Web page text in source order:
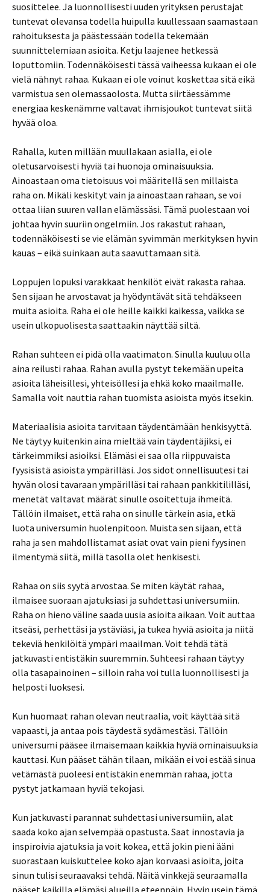
suosittelee. Ja luonnollisesti uuden yrityksen perustajat
tuntevat olevansa todella huipulla kuullessaan saamastaan
rahoituksesta ja päästessään todella tekemään
suunnittelemiaan asioita. Ketju laajenee hetkessä
loputtomiin. Todennäköisesti tässä vaiheessa kukaan ei ole
vielä nähnyt rahaa. Kukaan ei ole voinut koskettaa sitä eikä
varmistua sen olemassaolosta. Mutta siirtäessämme
energiaa keskenämme valtavat ihmisjoukot tuntevat siitä
hyvää oloa.
Rahalla, kuten millään muullakaan asialla, ei ole
oletusarvoisesti hyviä tai huonoja ominaisuuksia.
Ainoastaan oma tietoisuus voi määritellä sen millaista
raha on. Mikäli keskityt vain ja ainoastaan rahaan, se voi
ottaa liian suuren vallan elämässäsi. Tämä puolestaan voi
johtaa hyvin suuriin ongelmiin. Jos rakastut rahaan,
todennäköisesti se vie elämän syvimmän merkityksen hyvin
kauas – eikä suinkaan auta saavuttamaan sitä.
Loppujen lopuksi varakkaat henkilöt eivät rakasta rahaa.
Sen sijaan he arvostavat ja hyödyntävät sitä tehdäkseen
muita asioita. Raha ei ole heille kaikki kaikessa, vaikka se
usein ulkopuolisesta saattaakin näyttää siltä.
Rahan suhteen ei pidä olla vaatimaton. Sinulla kuuluu olla
aina reilusti rahaa. Rahan avulla pystyt tekemään upeita
asioita läheisillesi, yhteisöllesi ja ehkä koko maailmalle.
Samalla voit nauttia rahan tuomista asioista myös itsekin.
Materiaalisia asioita tarvitaan täydentämään henkisyyttä.
Ne täytyy kuitenkin aina mieltää vain täydentäjiksi, ei
tärkeimmiksi asioiksi. Elämäsi ei saa olla riippuvaista
fyysisistä asioista ympärilläsi. Jos sidot onnellisuutesi tai
hyvän olosi tavaraan ympärilläsi tai rahaan pankkitililläsi,
menetät valtavat määrät sinulle osoitettuja ihmeitä.
Tällöin ilmaiset, että raha on sinulle tärkein asia, etkä
luota universumin huolenpitoon. Muista sen sijaan, että
raha ja sen mahdollistamat asiat ovat vain pieni fyysinen
ilmentymä siitä, millä tasolla olet henkisesti.
Rahaa on siis syytä arvostaa. Se miten käytät rahaa,
ilmaisee suoraan ajatuksiasi ja suhdettasi universumiin.
Raha on hieno väline saada uusia asioita aikaan. Voit auttaa
itseäsi, perhettäsi ja ystäviäsi, ja tukea hyviä asioita ja niitä
tekeviä henkilöitä ympäri maailman. Voit tehdä tätä
jatkuvasti entistäkin suuremmin. Suhteesi rahaan täytyy
olla tasapainoinen – silloin raha voi tulla luonnollisesti ja
helposti luoksesi.
Kun huomaat rahan olevan neutraalia, voit käyttää sitä
vapaasti, ja antaa pois täydestä sydämestäsi. Tällöin
universumi pääsee ilmaisemaan kaikkia hyviä ominaisuuksia
kauttasi. Kun pääset tähän tilaan, mikään ei voi estää sinua
vetämästä puoleesi entistäkin enemmän rahaa, jotta
pystyt jatkamaan hyviä tekojasi.
Kun jatkuvasti parannat suhdettasi universumiin, alat
saada koko ajan selvempää opastusta. Saat innostavia ja
inspiroivia ajatuksia ja voit kokea, että jokin pieni ääni
suorastaan kuiskuttelee koko ajan korvaasi asioita, joita
sinun tulisi seuraavaksi tehdä. Näitä vinkkejä seuraamalla
pääset kaikilla elämäsi alueilla eteenpäin. Hyvin usein tämä